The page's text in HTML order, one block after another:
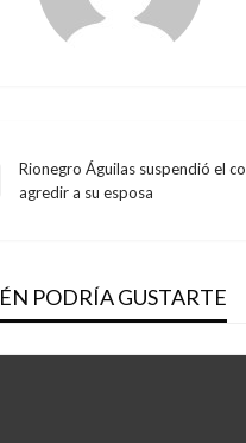
Rionegro Águilas suspendió el
agredir a su esposa
PODRÍA GUSTARTE